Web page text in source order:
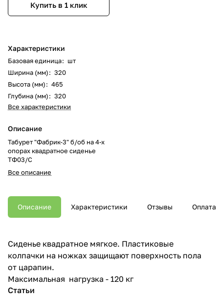
Купить в 1 клик
Характеристики
Базовая единица: шт
Ширина (мм): 320
Высота (мм): 465
Глубина (мм): 320
Все характеристики
Описание
Табурет "Фабрик-3" б/об на 4-х
опорах квадратное сиденье
ТФ03/С
Все описание
Описание Характеристики Отзывы Оплата
Сиденье квадратное мягкое. Пластиковые
колпачки на ножках защищают поверхность пола
от царапин.
Максимальная нагрузка - 120 кг
Статьи